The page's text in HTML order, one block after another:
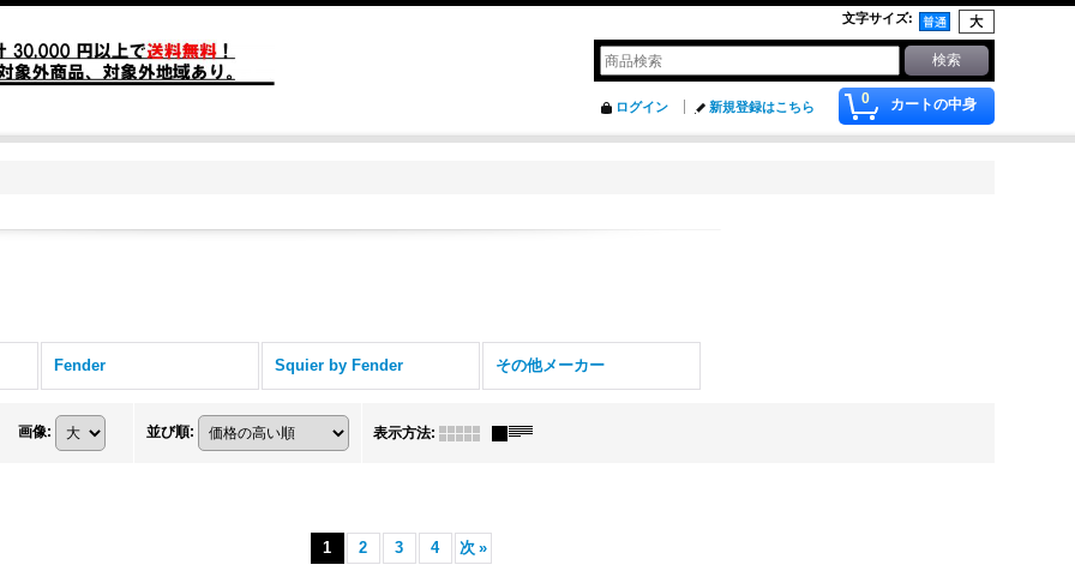
文字サイズ:
0 カートの中身
ログイン 新規登録はこちら
Fender Squier by Fender その他メーカー
画像: 並び順: 表示方法:
1 2 3 4 次 »